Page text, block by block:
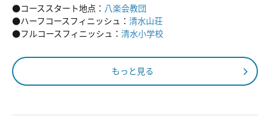
●コーススタート地点： 八楽会教団
●ハーフコースフィニッシュ： 清水山荘
●フルコースフィニッシュ： 清水小学校
もっと見る